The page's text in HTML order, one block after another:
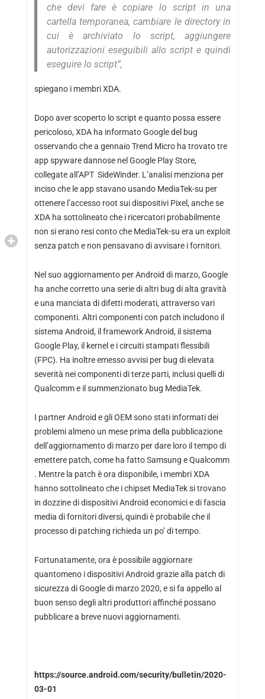
che devi fare è copiare lo script in una
cartella temporanea, cambiare le directory in
cui è archiviato lo script, aggiungere
autorizzazioni eseguibili allo script e quindi
eseguire lo script”,
spiegano i membri XDA.
Dopo aver scoperto lo script e quanto possa essere
pericoloso, XDA ha informato Google del bug
osservando che a gennaio Trend Micro ha trovato tre
app spyware dannose nel Google Play Store,
collegate all’APT SideWinder. L’analisi menziona per
inciso che le app stavano usando MediaTek-su per
ottenere l’accesso root sui dispositivi Pixel, anche se
XDA ha sottolineato che i ricercatori probabilmente
non si erano resi conto che MediaTek-su era un exploit
senza patch e non pensavano di avvisare i fornitori.
Nel suo aggiornamento per Android di marzo, Google
ha anche corretto una serie di altri bug di alta gravità
e una manciata di difetti moderati, attraverso vari
componenti. Altri componenti con patch includono il
sistema Android, il framework Android, il sistema
Google Play, il kernel e i circuiti stampati flessibili
(FPC). Ha inoltre emesso avvisi per bug di elevata
severità nei componenti di terze parti, inclusi quelli di
Qualcomm e il summenzionato bug MediaTek.
I partner Android e gli OEM sono stati informati dei
problemi almeno un mese prima della pubblicazione
dell’aggiornamento di marzo per dare loro il tempo di
emettere patch, come ha fatto Samsung e Qualcomm
. Mentre la patch è ora disponibile, i membri XDA
hanno sottolineato che i chipset MediaTek si trovano
in dozzine di dispositivi Android economici e di fascia
media di fornitori diversi, quindi è probabile che il
processo di patching richieda un po’ di tempo.
Fortunatamente, ora è possibile aggiornare
quantomeno i dispositivi Android grazie alla patch di
sicurezza di Google di marzo 2020, e si fa appello al
buon senso degli altri produttori affinché possano
pubblicare a breve nuovi aggiornamenti.
https://source.android.com/security/bulletin/2020-
03-01